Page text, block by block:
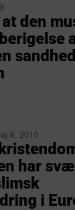
den
6, 2019
har
i